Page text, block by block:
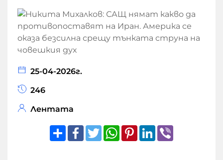
25-04-2026г.
246
Лентата
ShareFacebook
TwitterWhatsApp
Pinterest
LinkedIn